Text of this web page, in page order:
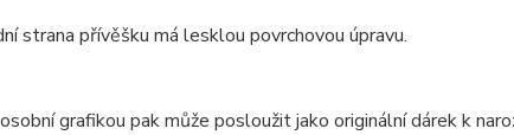
strana přívěšku má lesklou povrchovou úpravu.
grafikou pak může posloužit jako originální dárek k